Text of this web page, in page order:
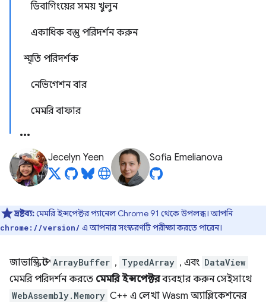
ডিবাগিংয়ের সময় খুলুন
একাধিক বস্তু পরিদর্শন করুন
স্মৃতি পরিদর্শক
নেভিগেশন বার
মেমরি বাফার
Jecelyn Yeen Sofia Emelianova
দ্রষ্টব্য:মেমরি ইন্সপেক্টর প্যানেল Chrome 91 থেকে উপলব্ধ। আপনি
chrome://version/ এ আপনার সংস্করণটি পরীক্ষা করতে পারেন।
জাভাস্ক্রিপ্টে ArrayBuffer , TypedArray , এবং DataView
মেমরি পরিদর্শন করতে মেমরি ইন্সপেক্টরব্যবহার করুন সেইসাথে
WebAssembly.Memory C++ এ লেখা Wasm অ্যাপ্লিকেশনের